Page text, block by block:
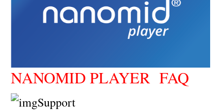
NANOMID PLAYER FAQ